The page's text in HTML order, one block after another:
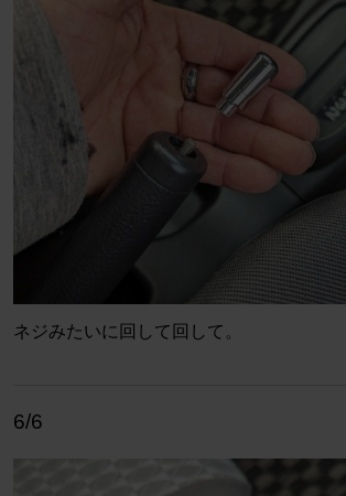
ネジみたいに回して回して。
6/6